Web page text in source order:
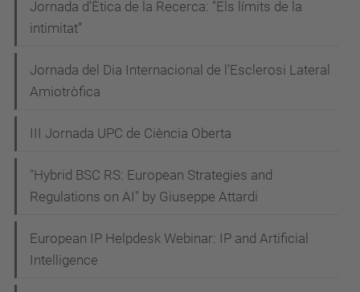
Jornada d’Ètica de la Recerca: "Els límits de la
intimitat”
Jornada del Dia Internacional de l’Esclerosi Lateral
Amiotròfica
III Jornada UPC de Ciència Oberta
"Hybrid BSC RS: European Strategies and
Regulations on AI" by Giuseppe Attardi
European IP Helpdesk Webinar: IP and Artificial
Intelligence